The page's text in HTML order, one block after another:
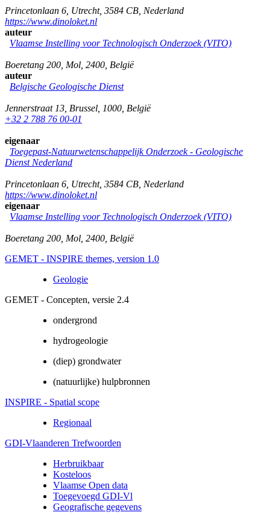
Princetonlaan 6 Utrecht, 3584 CB Nederland
https://www.dinoloket.nl
auteur
Vlaamse Instelling voor Technologisch Onderzoek (VITO)
Boeretang 200 Mol 2400 België
auteur
Belgische Geologische Dienst
Jennerstraat 13 Brussel 1000 België
+32 2 788 76 00-01
eigenaar
Toegepast-Natuurwetenschappelijk Onderzoek - Geologische
Dienst Nederland
Princetonlaan 6 Utrecht, 3584 CB Nederland
https://www.dinoloket.nl
eigenaar
Vlaamse Instelling voor Technologisch Onderzoek (VITO)
Boeretang 200 Mol 2400 België
GEMET - INSPIRE themes, version 1.0
Geologie
GEMET - Concepten, versie 2.4
ondergrond
hydrogeologie
(diep) grondwater
(natuurlijke) hulpbronnen
INSPIRE - Spatial scope
Regionaal
GDI-Vlaanderen Trefwoorden
Herbruikbaar
Kosteloos
Vlaamse Open data
Toegevoegd GDI-Vl
Geografische gegevens